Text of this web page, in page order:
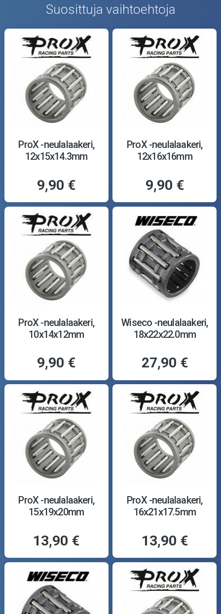
Suosittuja vaihtoehtoja
ProX -neulalaakeri,
12x15x14.3mm
9,90 €
ProX -neulalaakeri,
12x16x16mm
9,90 €
ProX -neulalaakeri,
10x14x12mm
9,90 €
Wiseco -neulalaakeri,
18x22x22.0mm
27,90 €
ProX -neulalaakeri,
15x19x20mm
13,90 €
ProX -neulalaakeri,
16x21x17.5mm
13,90 €